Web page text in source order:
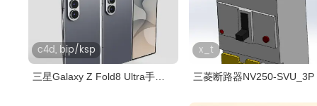
c4d, bip/ksp
三星Galaxy Z Fold8 Ultra手机
x_t
三菱断路器NV250-SVU_3P